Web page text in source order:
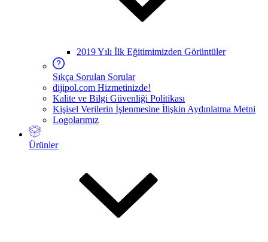
2019 Yılı İlk Eğitimimizden Görüntüler
Sıkça Sorulan Sorular
dijipol.com Hizmetinizde!
Kalite ve Bilgi Güvenliği Politikası
Kişisel Verilerin İşlenmesine İlişkin Aydınlatma Metni
Logolarımız
Ürünler